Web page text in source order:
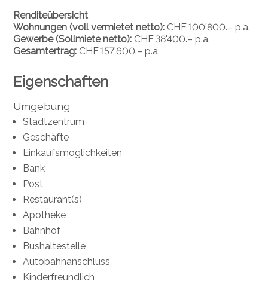
Renditeübersicht
Wohnungen (voll vermietet netto): CHF 100'800.– p.a.
Gewerbe (Sollmiete netto): CHF 38'400.– p.a.
Gesamtertrag: CHF 157'600.– p.a.
Eigenschaften
Umgebung
Stadtzentrum
Geschäfte
Einkaufsmöglichkeiten
Bank
Post
Restaurant(s)
Apotheke
Bahnhof
Bushaltestelle
Autobahnanschluss
Kinderfreundlich